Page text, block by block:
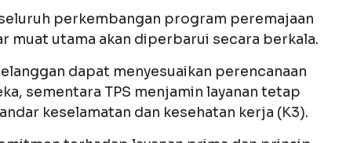
perkembangan program peremajaan
muat utama akan diperbarui secara berkala.
dapat menyesuaikan perencanaan
sementara TPS menjamin layanan tetap
keselamatan dan kesehatan kerja (K3).